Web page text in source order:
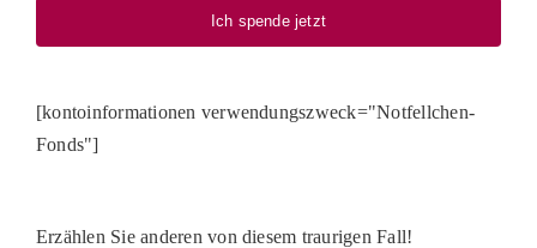
Ich spende jetzt
[kontoinformationen verwendungszweck="Notfellchen-
Fonds"]
Erzählen Sie anderen von diesem traurigen Fall!